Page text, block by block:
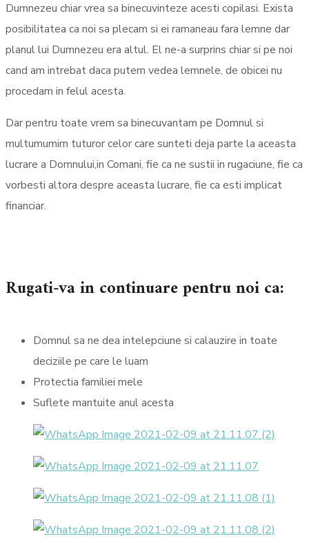
Dumnezeu chiar vrea sa binecuvinteze acesti copilasi. Exista
posibilitatea ca noi sa plecam si ei ramaneau fara lemne dar
planul lui Dumnezeu era altul. El ne-a surprins chiar si pe noi
cand am intrebat daca putem vedea lemnele, de obicei nu
procedam in felul acesta.
Dar pentru toate vrem sa binecuvantam pe Domnul si
multumumim tuturor celor care sunteti deja parte la aceasta
lucrare a Domnului,in Comani, fie ca ne sustii in rugaciune, fie ca
vorbesti altora despre aceasta lucrare, fie ca esti implicat
financiar.
Rugati-va in continuare pentru noi ca:
Domnul sa ne dea intelepciune si calauzire in toate
deciziile pe care le luam
Protectia familiei mele
Suflete mantuite anul acesta